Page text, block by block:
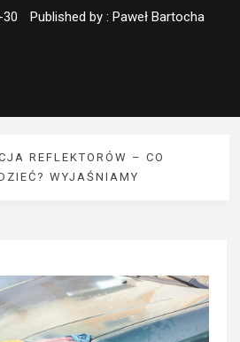
Published by : Paweł Bartocha
REFLEKTORÓW – CO
WYJAŚNIAMY